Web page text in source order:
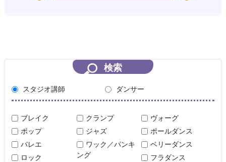
検索
スタジオ講師 ダンサー
ブレイク
ポップ
バレエ
ロック
クランプ
ジャズ
ワック／パンキ
ング
ヴォーグ
ポールダンス
ベリーダンス
フラダンス